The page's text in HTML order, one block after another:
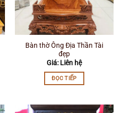
Bàn thờ Ông Địa Thần Tài
đẹp
Giá: Liên hệ
ĐỌC TIẾP